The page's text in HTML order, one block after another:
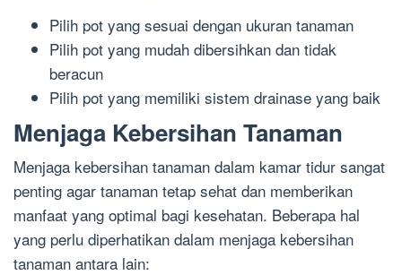
Pilih pot yang sesuai dengan ukuran tanaman
Pilih pot yang mudah dibersihkan dan tidak
beracun
Pilih pot yang memiliki sistem drainase yang baik
Menjaga Kebersihan Tanaman
Menjaga kebersihan tanaman dalam kamar tidur sangat
penting agar tanaman tetap sehat dan memberikan
manfaat yang optimal bagi kesehatan. Beberapa hal
yang perlu diperhatikan dalam menjaga kebersihan
tanaman antara lain: